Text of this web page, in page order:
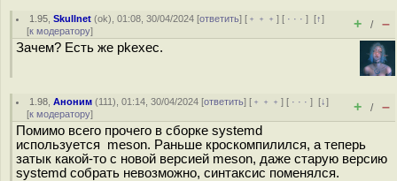
1.95 ,Skullnet (ok), 01:08, 30/04/2024 [ответить] [ ﹢﹢﹢] [ · · ·][↑]
[к модератору] + / –
Зачем? Есть же pkexec.
1.98 ,Аноним (111), 01:14, 30/04/2024 [ответить] [ ﹢﹢﹢] [ · · ·][↓]
[к модератору] + / –
Помимо всего прочего в сборке systemd
используется meson. Раньше кроскомпилился, а теперь
затык какой-то с новой версией meson, даже старую версию
systemd собрать невозможно, синтаксис поменялся.